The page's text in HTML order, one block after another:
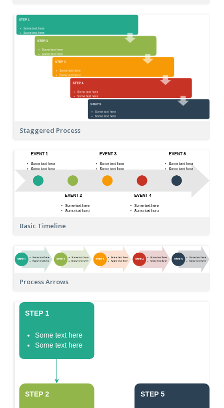
Staggered Process
Basic Timeline
Process Arrows